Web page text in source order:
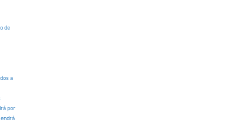
de
a
por